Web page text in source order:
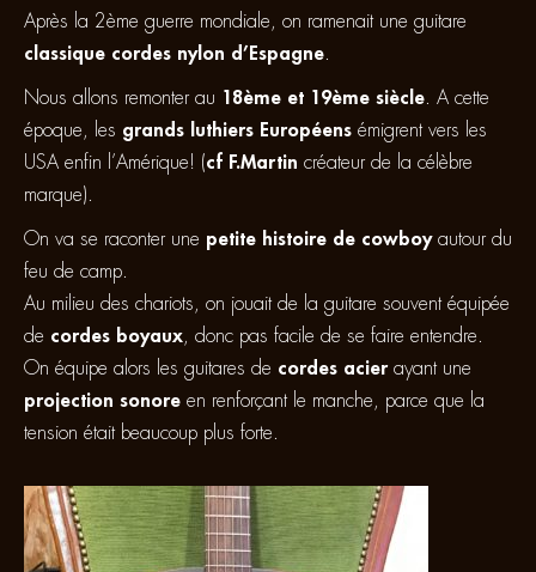
Après la 2ème guerre mondiale, on ramenait une guitare
classique cordes nylon d’Espagne
Nous allons remonter au 18ème et 19ème siècle . A cette
époque, les grands luthiers Européens émigrent vers les
USA enfin l’Amérique! (cf F.Martin créateur de la célèbre
marque).
On va se raconter une petite histoire de cowboy autour du
feu de camp.
Au milieu des chariots, on jouait de la guitare souvent équipée
de cordes boyaux , donc pas facile de se faire entendre.
On équipe alors les guitares de cordes acier ayant une
projection sonore en renforçant le manche, parce que la
tension était beaucoup plus forte.